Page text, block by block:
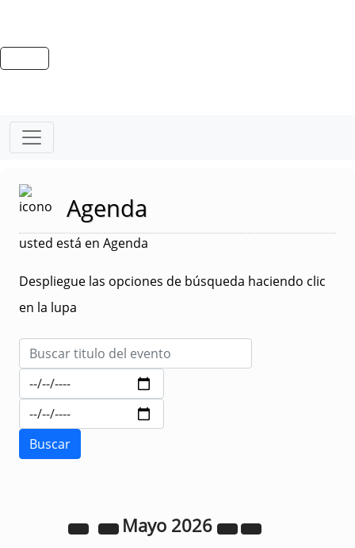
Agenda
usted está en Agenda
Despliegue las opciones de búsqueda haciendo clic
en la lupa
Mayo 2026